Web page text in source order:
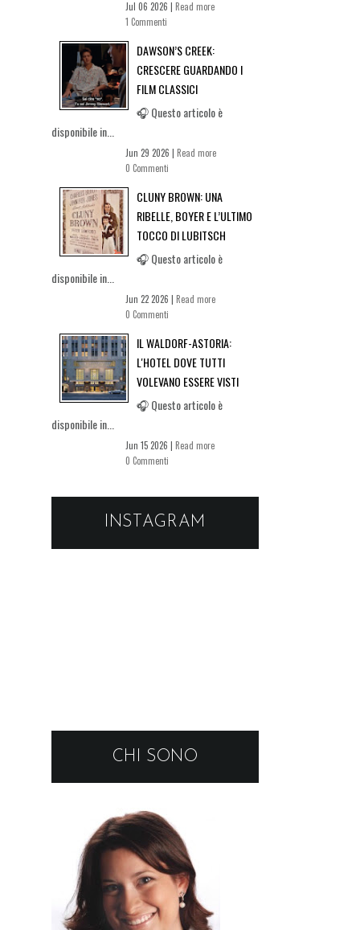
Jul 06 2026 | Read more
1 Commenti
DAWSON’S CREEK:
CRESCERE GUARDANDO I
FILM CLASSICI
🎧 Questo articolo è
disponibile in...
Jun 29 2026 | Read more
0 Commenti
CLUNY BROWN: UNA
RIBELLE, BOYER E L’ULTIMO
TOCCO DI LUBITSCH
🎧 Questo articolo è
disponibile in...
Jun 22 2026 | Read more
0 Commenti
IL WALDORF-ASTORIA:
L'HOTEL DOVE TUTTI
VOLEVANO ESSERE VISTI
🎧 Questo articolo è
disponibile in...
Jun 15 2026 | Read more
0 Commenti
INSTAGRAM
CHI SONO